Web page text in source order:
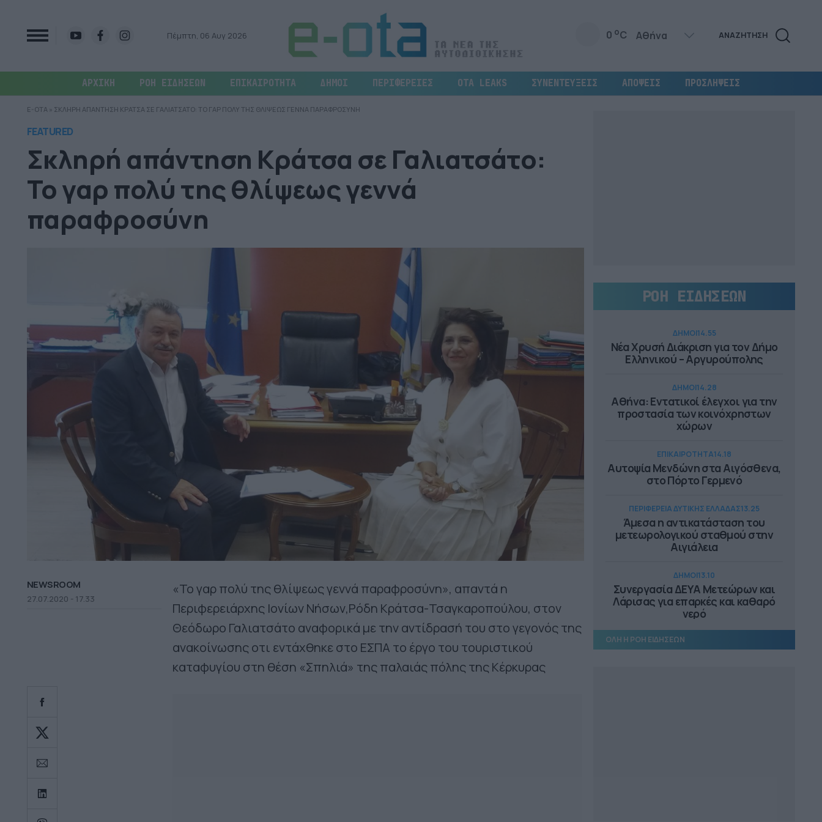
Πέμπτη, 06 Αυγ 2026 0 oC ΑΝΑΖΗΤΗΣΗ
ΑΡΧΙΚΗ ΡΟΗ ΕΙΔΗΣΕΩΝ ΕΠΙΚΑΙΡΟΤΗΤΑ ΔΗΜΟΙ ΠΕΡΙΦΕΡΕΙΕΣ OTA LEAKS ΣΥΝΕΝΤΕΥΞΕΙΣ ΑΠΟΨΕΙΣ ΠΡΟΣΛΗΨΕΙΣ
E-OTA » ΣΚΛΗΡΗ ΑΠΑΝΤΗΣΗ ΚΡΑΤΣΑ ΣΕ ΓΑΛΙΑΤΣΑΤΟ: ΤΟ ΓΑΡ ΠΟΛΥ ΤΗΣ ΘΛΙΨΕΩΣ ΓΕΝΝΑ ΠΑΡΑΦΡΟΣΥΝΗ
FEATURED
Σκληρή απάντηση Κράτσα σε Γαλιατσάτο:
Το γαρ πολύ της θλίψεως γεννά
παραφροσύνη
NEWSROOM
27.07.2020 - 17.33
«Το γαρ πολύ της θλίψεως γεννά παραφροσύνη», απαντά η
Περιφερειάρχης Ιονίων Νήσων,Ρόδη Κράτσα-Τσαγκαροπούλου, στον
Θεόδωρο Γαλιατσάτο αναφορικά με την αντίδρασή του στο γεγονός της
ανακοίνωσης οτι εντάχθηκε στο ΕΣΠΑ το έργο του τουριστικού
καταφυγίου στη θέση «Σπηλιά» της παλαιάς πόλης της Κέρκυρας
ΡΟΗ ΕΙΔΗΣΕΩΝ
ΔΗΜΟΙ14.55
Νέα Χρυσή Διάκριση για τον Δήμο
Ελληνικού – Αργυρούπολης
ΔΗΜΟΙ14.28
Αθήνα: Εντατικοί έλεγχοι για την
προστασία των κοινόχρηστων
χώρων
ΕΠΙΚΑΙΡΟΤΗΤΑ14.18
Αυτοψία Μενδώνη στα Αιγόσθενα,
στο Πόρτο Γερμενό
ΠΕΡΙΦΕΡΕΙΑ ΔΥΤΙΚΗΣ ΕΛΛΑΔΑΣ13.25
Άμεσα η αντικατάσταση του
μετεωρολογικού σταθμού στην
Αιγιάλεια
ΔΗΜΟΙ13.10
Συνεργασία ΔΕΥΑ Μετεώρων και
Λάρισας για επαρκές και καθαρό
νερό
ΔΗΜΟΙ
ΟΛΗ Η ΡΟΗ ΕΙΔΗΣΕΩΝ